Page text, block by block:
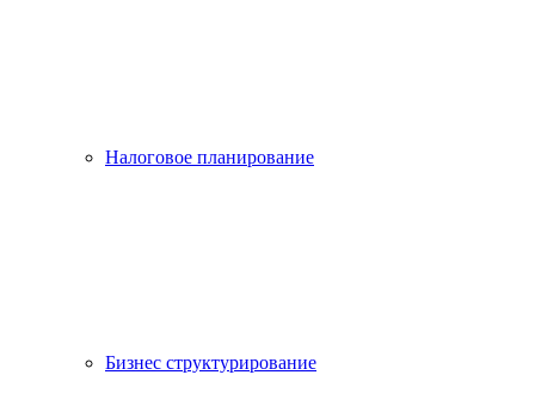
Налоговое планирование
Бизнес структурирование